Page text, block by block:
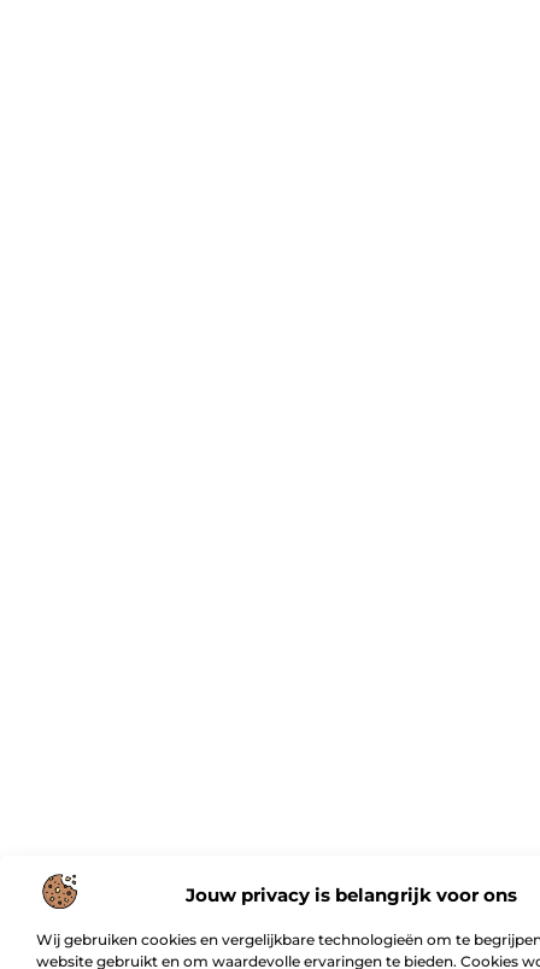
Jouw privacy is belangrijk voor ons
Wij gebruiken cookies en vergelijkbare technologieën om te
website gebruikt en om waardevolle ervaringen te bieden. Cookies